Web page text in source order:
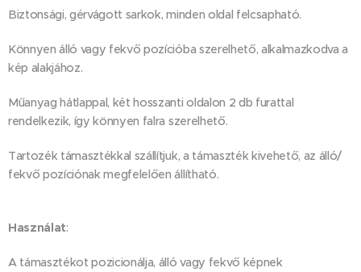
Biztonsági, gérvágott sarkok, minden oldal felcsapható.
Könnyen álló vagy fekvő pozícióba szerelhető, alkalmazkodva a
kép alakjához.
Műanyag hátlappal, két hosszanti oldalon 2 db furattal
rendelkezik, így könnyen falra szerelhető.
Tartozék támasztékkal szállítjuk, a támaszték kivehető, az álló/
fekvő pozíciónak megfelelően állítható.
Használat:
A támasztékot pozicionálja, álló vagy fekvő képnek